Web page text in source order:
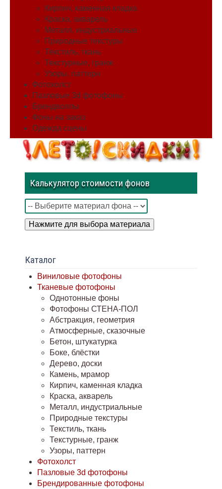
Кирпич, каменная кладка
Краска, акварель
Металл, индустриальные
Природные текстуры
Текстиль, ткань
Текстурные, гранж
Узоры, паттерн
Фотохолст
Пазловые 3d фотофоны
Брендволлы
Фоны на заказ
Одежда сцены
Калькулятор стоимости фонов
Нажмите для выбора материала
Каталог
Виниловые фотофоны
Тканевые фотофоны
Однотонные фоны
Фотофоны СТЕНА-ПОЛ
Абстракция, геометрия
Атмосферные, сказочные
Бетон, штукатурка
Боке, блёстки
Дерево, доски
Камень, мрамор
Кирпич, каменная кладка
Краска, акварель
Металл, индустриальные
Природные текстуры
Текстиль, ткань
Текстурные, гранж
Узоры, паттерн
Фотохолст
Пазловые 3d фотофоны
Брендированные фотофоны